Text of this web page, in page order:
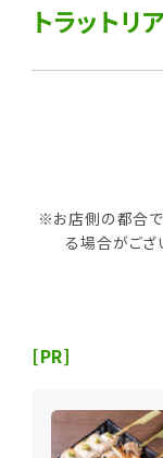
トラットリ
※お店側の都合で
る場合がござ
[PR]